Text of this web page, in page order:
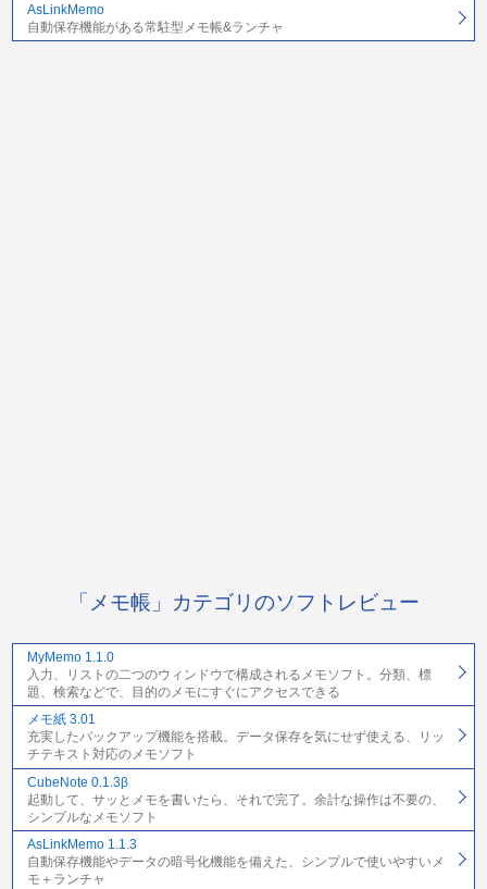
AsLinkMemo
自動保存機能がある常駐型メモ帳&ランチャ
「メモ帳」カテゴリのソフトレビュー
MyMemo 1.1.0
入力、リストの二つのウィンドウで構成されるメモソフト。分類、標
題、検索などで、目的のメモにすぐにアクセスできる
メモ紙 3.01
充実したバックアップ機能を搭載。データ保存を気にせず使える、リッ
チテキスト対応のメモソフト
CubeNote 0.1.3β
起動して、サッとメモを書いたら、それで完了。余計な操作は不要の、
シンプルなメモソフト
AsLinkMemo 1.1.3
自動保存機能やデータの暗号化機能を備えた、シンプルで使いやすいメ
モ＋ランチャ